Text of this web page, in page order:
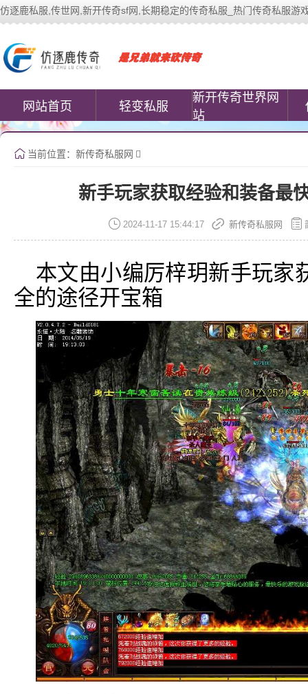
仿逐鹿私服,传世网,新开传奇sf网,长期稳定的传奇私服_热门传奇私服游
网站首页 轻变私服
新开传奇世界网
站
当前位置： 新传奇私服网
新手玩家获取经验和装备最
2024-11-17 15:44:17 新传奇私服网
本文由小编厉梓玥新手玩家
全的途径开宝箱